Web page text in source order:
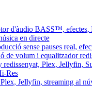
d'àudio BASS™, efectes,
en directe
sense pauses real,
de volum i equalitzador
redissenyat, Plex, Jellyfin,
Res
Jellyfin, streaming al